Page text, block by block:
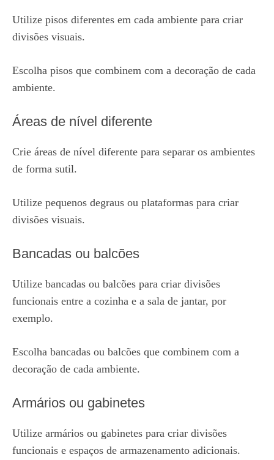
Utilize pisos diferentes em cada ambiente para criar
divisões visuais.
Escolha pisos que combinem com a decoração de cada
ambiente.
Áreas de nível diferente
Crie áreas de nível diferente para separar os ambientes
de forma sutil.
Utilize pequenos degraus ou plataformas para criar
divisões visuais.
Bancadas ou balcões
Utilize bancadas ou balcões para criar divisões
funcionais entre a cozinha e a sala de jantar, por
exemplo.
Escolha bancadas ou balcões que combinem com a
decoração de cada ambiente.
Armários ou gabinetes
Utilize armários ou gabinetes para criar divisões
funcionais e espaços de armazenamento adicionais.